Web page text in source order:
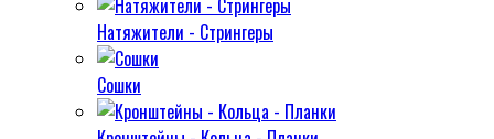
Натяжители - Стрингеры
Сошки